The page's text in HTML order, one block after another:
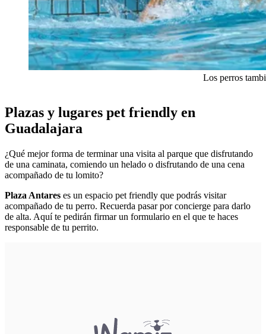
Los perros
Plazas y lugares pet friendly en
Guadalajara
¿Qué mejor forma de terminar una visita al parque que disfrutando
de una caminata, comiendo un helado o disfrutando de una cena
acompañado de tu lomito?
Plaza Antares es un espacio pet friendly que podrás visitar
acompañado de tu perro. Recuerda pasar por concierge para darlo
de alta. Aquí te pedirán firmar un formulario en el que te haces
responsable de tu perrito.